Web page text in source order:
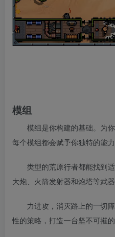
模组
模组是你构建的基础。为
每个模组都会赋予你独特的能
类型的荒原行者都能找到
大炮、火箭发射器和炮塔等武
力进攻，消灭路上的一切
性的策略，打造一台坚不可摧的